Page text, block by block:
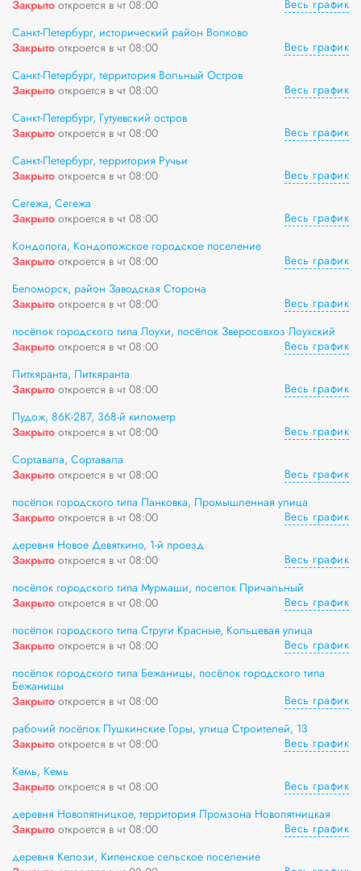
Закрыто откроется в чт 08:00
Весь график
Санкт-Петербург, исторический район Волково
Закрыто откроется в чт 08:00
Весь график
Санкт-Петербург, территория Вольный Остров
Закрыто откроется в чт 08:00
Весь график
Санкт-Петербург, Гутуевский остров
Закрыто откроется в чт 08:00
Весь график
Санкт-Петербург, территория Ручьи
Закрыто откроется в чт 08:00
Весь график
Сегежа, Сегежа
Закрыто откроется в чт 08:00
Весь график
Кондопога, Кондопожское городское поселение
Закрыто откроется в чт 08:00
Весь график
Беломорск, район Заводская Сторона
Закрыто откроется в чт 08:00
Весь график
посёлок городского типа Лоухи, посёлок Зверосовхоз Лоухский
Закрыто откроется в чт 08:00
Весь график
Питкяранта, Питкяранта
Закрыто откроется в чт 08:00
Весь график
Пудож, 86К-287, 368-й километр
Закрыто откроется в чт 08:00
Весь график
Сортавала, Сортавала
Закрыто откроется в чт 08:00
Весь график
посёлок городского типа Панковка, Промышленная улица
Закрыто откроется в чт 08:00
Весь график
деревня Новое Девяткино, 1-й проезд
Закрыто откроется в чт 08:00
Весь график
посёлок городского типа Мурмаши, поселок Причальный
Закрыто откроется в чт 08:00
Весь график
посёлок городского типа Струги Красные, Кольцевая улица
Закрыто откроется в чт 08:00
Весь график
посёлок городского типа Бежаницы, посёлок городского типа
Бежаницы
Закрыто откроется в чт 08:00
Весь график
рабочий посёлок Пушкинские Горы, улица Строителей, 13
Закрыто откроется в чт 08:00
Весь график
Кемь, Кемь
Закрыто откроется в чт 08:00
Весь график
деревня Новопятницкое, территория Промзона Новопятницкая
Закрыто откроется в чт 08:00
Весь график
деревня Келози, Кипенское сельское поселение